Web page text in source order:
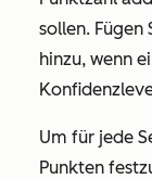
sollen. Fügen
hinzu, wenn
Um für jede
Punkten